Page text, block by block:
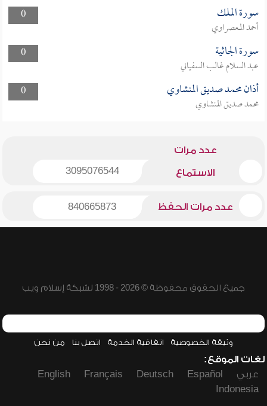
0
سورة الملك
أحمد المعصراوي
0
سورة الجاثية
عبد السلام غالب السفياني
0
أذان محمد صديق المنشاوي
محمد صديق المنشاوي
عدد مرات
الاستماع 3095076544
عدد مرات الحفظ 840665873
جميع الحقوق محفوظة © 2026 - 1998 لشبكة إسلام ويب
وثيقة الخصوصية اتفاقية الخدمة اتصل بنا من نحن
لغات الموقع:
عربي
Español
Deutsch
Français
English
Indonesia